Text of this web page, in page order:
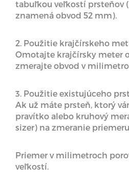
tabuľkou veľkostí prsteňov
znamená obvod 52 mm).
2. Použitie krajčírskeho
Omotajte krajčírsky meter
zmerajte obvod v
3. Použitie existujúceho
Ak už máte prsteň, ktorý
pravítko alebo kruhový
sizer) na zmeranie
Priemer v milimetroch
veľkostí.